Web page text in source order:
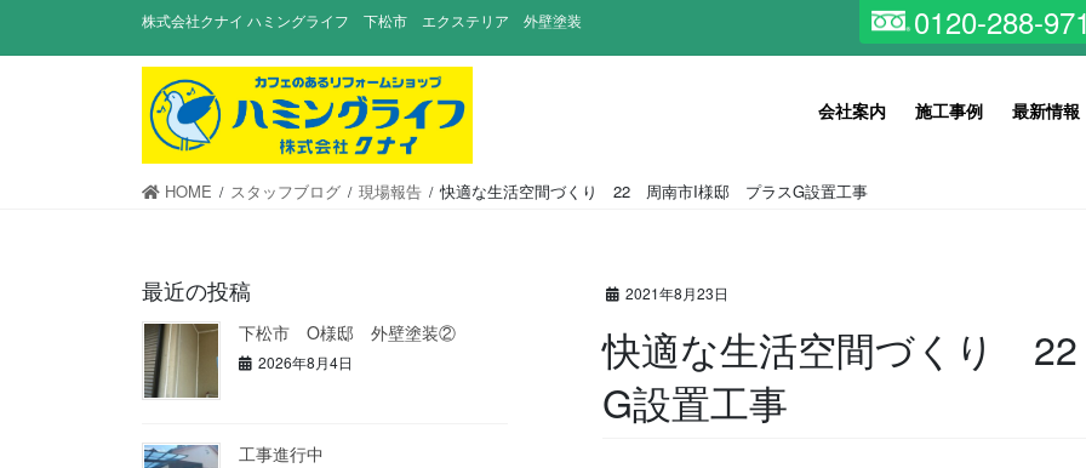
株式会社クナイ ハミングライフ 下松市 エクステリア 外壁塗装 0120-288-971
会社案内 施工事例 最新情報
HOME スタッフブログ 現場報告 快適な生活空間づくり 22 周南市I様邸 プラスG設置工事
2021年8月23日
快適な生活空間づくり
G設置工事
最近の投稿
下松市 O様邸 外壁塗装②
2026年8月4日
工事進行中